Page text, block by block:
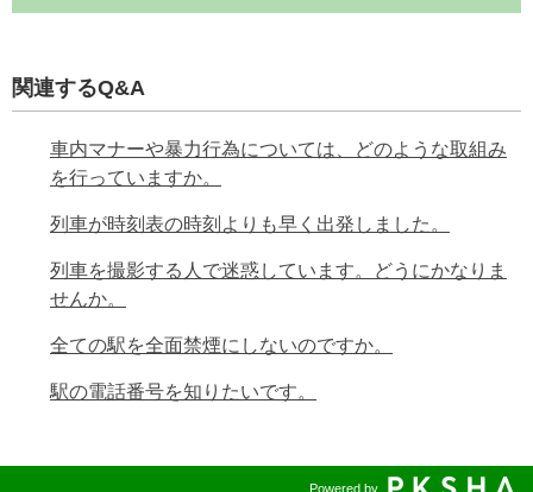
関連するQ&A
車内マナーや暴力行為については、どのような取組み
を行っていますか。
列車が時刻表の時刻よりも早く出発しました。
列車を撮影する人で迷惑しています。どうにかなりま
せんか。
全ての駅を全面禁煙にしないのですか。
駅の電話番号を知りたいです。
Powered by